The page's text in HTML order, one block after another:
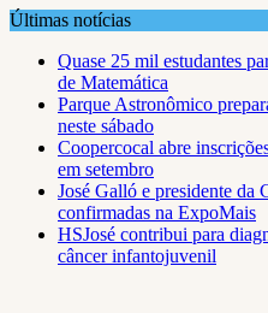
Skip
content
Últimas notícias
Quase 25 mil estudantes
de Matemática
Parque Astronômico
neste sábado
Coopercocal abre
em setembro
José Galló e presidente da
confirmadas na ExpoMais
HSJosé contribui para
câncer infantojuvenil